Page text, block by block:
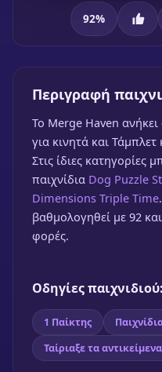
Merge Haven
★92% 🎮 1 Παίκτης
Παίξε δωρεάν
92%
Περιγραφή
To Merge Haven ανήκει
για κινητά και Τάμπλετ
Στις ίδιες κατηγορίες
παιχνίδια Dog Puzzle
Dimensions Triple Time
βαθμολογηθεί με 92
φορές.
Οδηγίες παιχνιδιού:
1 Παίκτης
Ταίριαξε τα αντικείμενα